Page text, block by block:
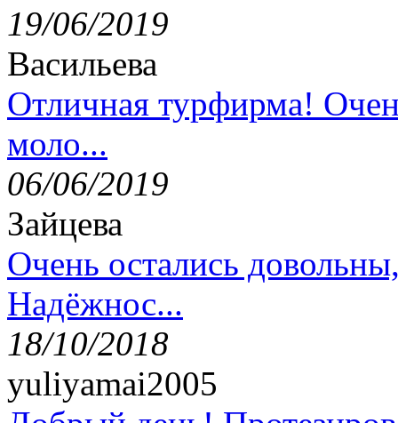
19/06/2019
Васильева
Отличная турфирма!
моло...
06/06/2019
Зайцева
Очень остались
Надёжнос...
18/10/2018
yuliyamai2005